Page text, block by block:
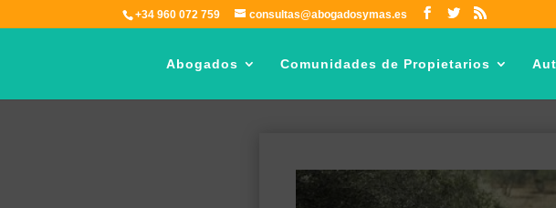
+34 960 072 759 consultas@abogadosymas.es
Abogados Comunidades de Propietarios